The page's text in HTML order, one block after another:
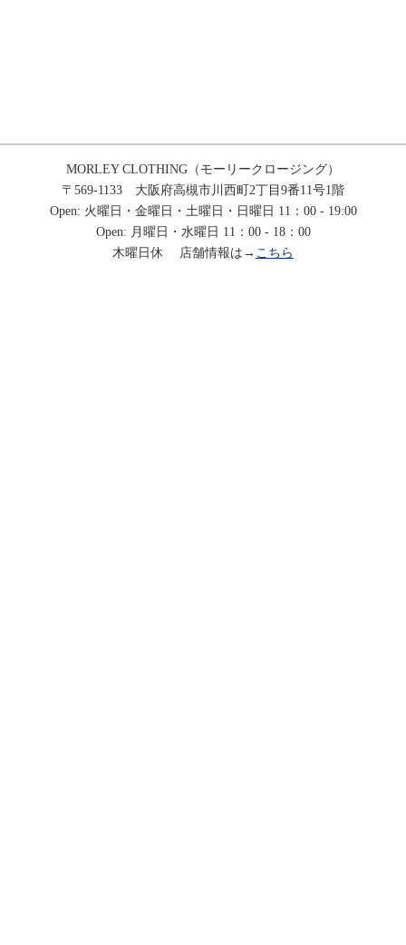
MORLEY CLOTHING（モーリークロージング）
〒569-1133 大阪府高槻市川西町2丁目9番11号1階
Open: 火曜日・金曜日・土曜日・日曜日 11：00 - 19:00
Open: 月曜日・水曜日 11：00 - 18：00
木曜日休 店舗情報は→ こちら